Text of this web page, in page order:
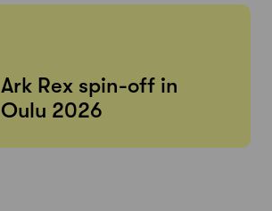
Ark Rex spin-off in
Oulu 2026